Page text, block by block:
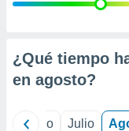
e
mediante
¿Qué tiempo
en agosto?
Junio Julio